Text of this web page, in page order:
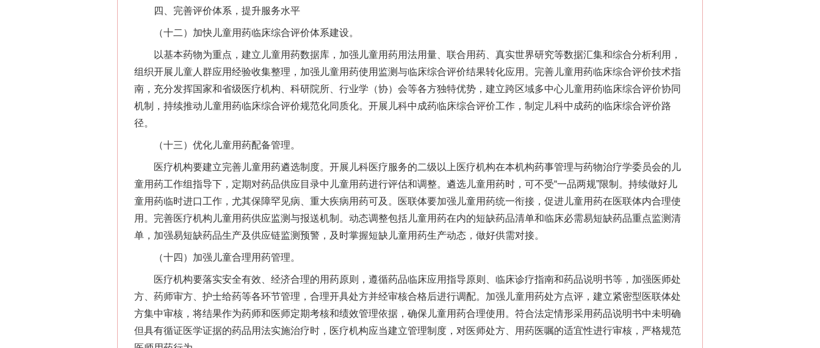
四、完善评价体系，提升服务水平
（十二）加快儿童用药临床综合评价体系建设。
以基本药物为重点，建立儿童用药数据库，加强儿童用药用法用量、联合用药、真实世界研究等数据汇集和综合分析利用，
组织开展儿童人群应用经验收集整理，加强儿童用药使用监测与临床综合评价结果转化应用。完善儿童用药临床综合评价技术指
南，充分发挥国家和省级医疗机构、科研院所、行业学（协）会等各方独特优势，建立跨区域多中心儿童用药临床综合评价协同
机制，持续推动儿童用药临床综合评价规范化同质化。开展儿科中成药临床综合评价工作，制定儿科中成药的临床综合评价路
径。
（十三）优化儿童用药配备管理。
医疗机构要建立完善儿童用药遴选制度。开展儿科医疗服务的二级以上医疗机构在本机构药事管理与药物治疗学委员会的儿
童用药工作组指导下，定期对药品供应目录中儿童用药进行评估和调整。遴选儿童用药时，可不受“一品两规”限制。持续做好儿
童用药临时进口工作，尤其保障罕见病、重大疾病用药可及。医联体要加强儿童用药统一衔接，促进儿童用药在医联体内合理使
用。完善医疗机构儿童用药供应监测与报送机制。动态调整包括儿童用药在内的短缺药品清单和临床必需易短缺药品重点监测清
单，加强易短缺药品生产及供应链监测预警，及时掌握短缺儿童用药生产动态，做好供需对接。
（十四）加强儿童合理用药管理。
医疗机构要落实安全有效、经济合理的用药原则，遵循药品临床应用指导原则、临床诊疗指南和药品说明书等，加强医师处
方、药师审方、护士给药等各环节管理，合理开具处方并经审核合格后进行调配。加强儿童用药处方点评，建立紧密型医联体处
方集中审核，将结果作为药师和医师定期考核和绩效管理依据，确保儿童用药合理使用。符合法定情形采用药品说明书中未明确
但具有循证医学证据的药品用法实施治疗时，医疗机构应当建立管理制度，对医师处方、用药医嘱的适宜性进行审核，严格规范